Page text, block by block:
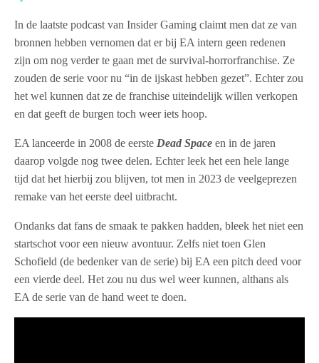
In de laatste podcast van Insider Gaming claimt men dat ze van
bronnen hebben vernomen dat er bij EA intern geen redenen
zijn om nog verder te gaan met de survival-horrorfranchise. Ze
zouden de serie voor nu “in de ijskast hebben gezet”. Echter zou
het wel kunnen dat ze de franchise uiteindelijk willen verkopen
en dat geeft de burgen toch weer iets hoop.
EA lanceerde in 2008 de eerste Dead Space en in de jaren
daarop volgde nog twee delen. Echter leek het een hele lange
tijd dat het hierbij zou blijven, tot men in 2023 de veelgeprezen
remake van het eerste deel uitbracht.
Ondanks dat fans de smaak te pakken hadden, bleek het niet een
startschot voor een nieuw avontuur. Zelfs niet toen Glen
Schofield (de bedenker van de serie) bij EA een pitch deed voor
een vierde deel. Het zou nu dus wel weer kunnen, althans als
EA de serie van de hand weet te doen.